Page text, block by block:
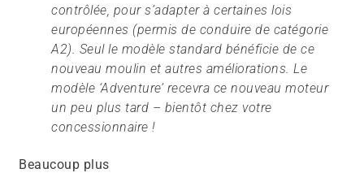
contrôlée, pour s’adapter à certaines lois
européennes (permis de conduire de catégorie
A2). Seul le modèle standard bénéficie de ce
nouveau moulin et autres améliorations. Le
modèle ‘Adventure’ recevra ce nouveau moteur
un peu plus tard – bientôt chez votre
concessionnaire !
Beaucoup plus